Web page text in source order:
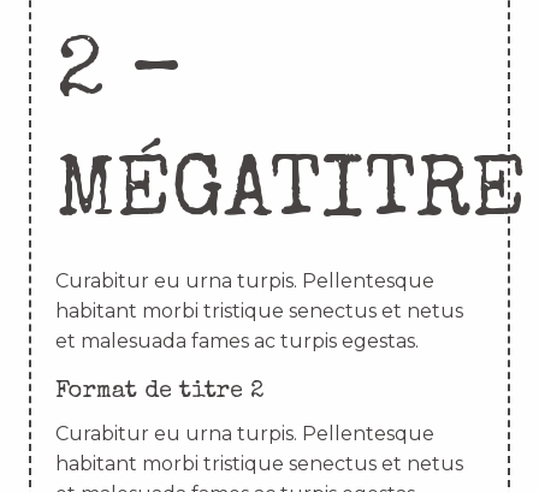
2 –
MÉGATITRE
Curabitur eu urna turpis. Pellentesque
habitant morbi tristique senectus et netus
et malesuada fames ac turpis egestas.
Format de titre 2
Curabitur eu urna turpis. Pellentesque
habitant morbi tristique senectus et netus